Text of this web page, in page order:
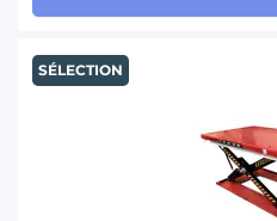
SÉLECTION